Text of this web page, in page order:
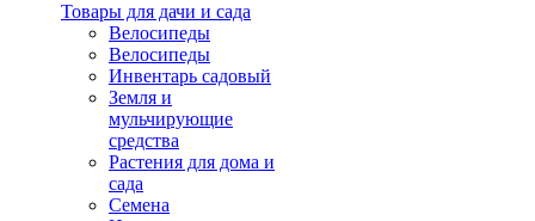
Товары для дачи и сада
Велосипеды
Велосипеды
Инвентарь садовый
Земля и
мульчирующие
средства
Растения для дома и
сада
Семена